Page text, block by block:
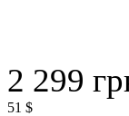
2 299
51 $